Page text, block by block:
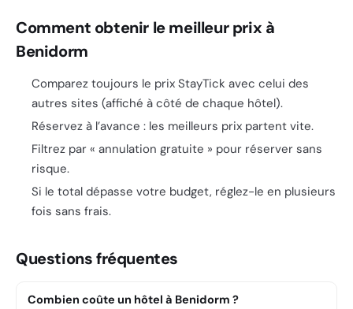
Comment obtenir le meilleur prix à
Benidorm
Comparez toujours le prix StayTick avec celui des
autres sites (affiché à côté de chaque hôtel).
Réservez à l’avance : les meilleurs prix partent vite.
Filtrez par « annulation gratuite » pour réserver sans
risque.
Si le total dépasse votre budget, réglez-le en plusieurs
fois sans frais.
Questions fréquentes
Combien coûte un hôtel à Benidorm ?